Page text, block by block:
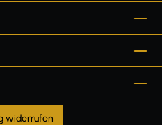
widerrufen